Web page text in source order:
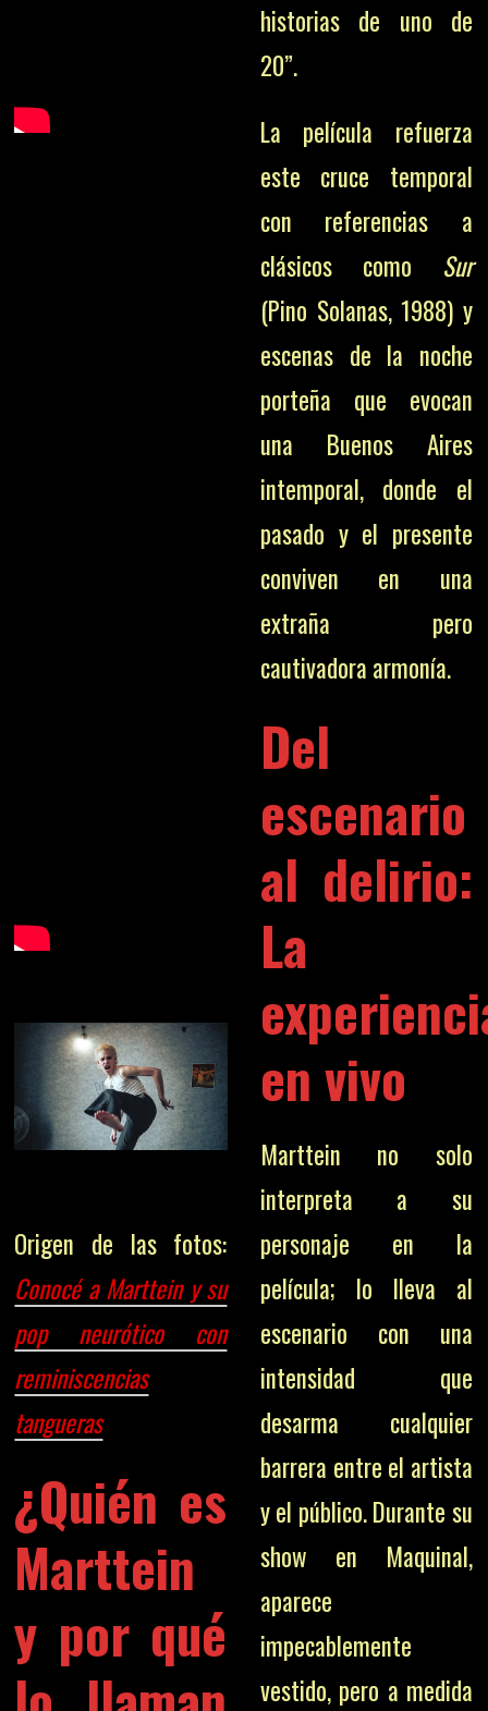
Origen de las fotos:
Conocé a Marttein y su
pop neurótico con
reminiscencias
tangueras
¿Quién es
Marttein
y por qué
historias de uno de
20”.
La película refuerza
este cruce temporal
con referencias a
clásicos como Sur
(Pino Solanas, 1988) y
escenas de la noche
porteña que evocan
una Buenos Aires
intemporal, donde el
pasado y el presente
conviven en una
extraña pero
cautivadora armonía.
Del
escenario
al delirio:
La
en vivo
Marttein no solo
interpreta a su
personaje en la
película; lo lleva al
escenario con una
intensidad que
desarma cualquier
barrera entre el artista
y el público. Durante su
show en Maquinal,
aparece
impecablemente
vestido, pero a medida